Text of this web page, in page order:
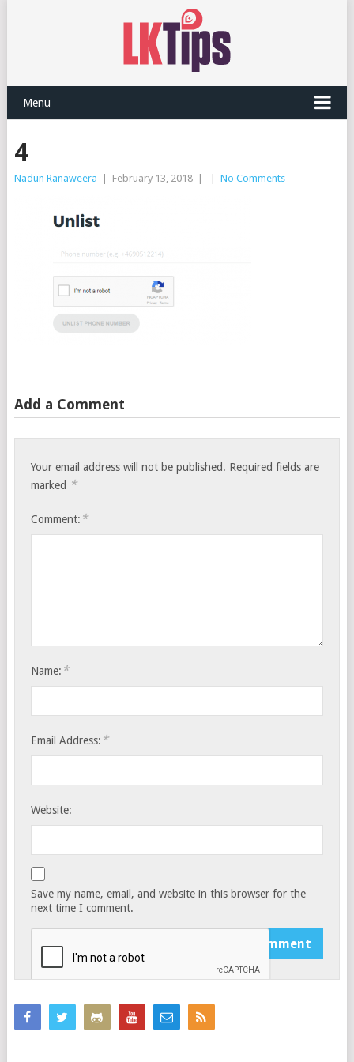
Menu
4
Nadun Ranaweera February 13, 2018 No Comments
Add a Comment
Your email address will not be published. Required fields are
marked *
Comment: *
Name: *
Email Address: *
Website:
Save my name, email, and website in this browser for the
next time I comment.